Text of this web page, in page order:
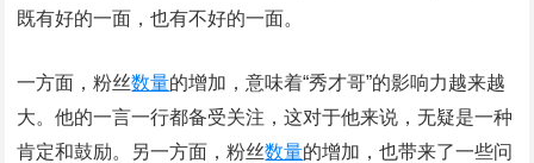
既有好的一面，也有不好的一面。
一方面，粉丝数量的增加，意味着“秀才哥”的影响力越来越
大。他的一言一行都备受关注，这对于他来说，无疑是一种
肯定和鼓励。另一方面，粉丝数量的增加，也带来了一些问